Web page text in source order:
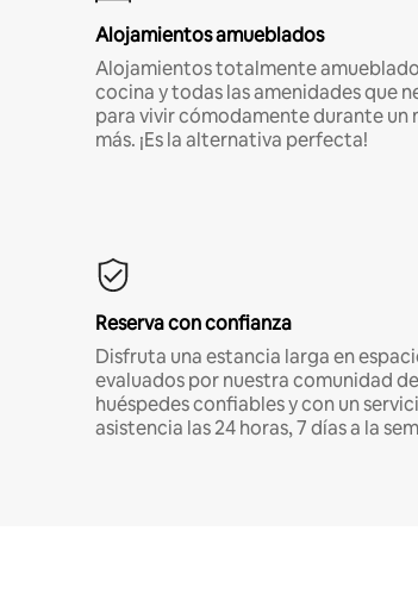
Alojamientos amueblados
Alojamientos totalmente
cocina y todas las amenidades que
para vivir cómodamente durante un
más. ¡Es la alternativa perfecta!
Reserva con confianza
Disfruta una estancia larga en
evaluados por nuestra comunidad de
huéspedes confiables y con un
asistencia las 24 horas, 7 días a la